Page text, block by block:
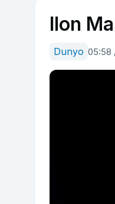
Ilon
Dunyo 05:58